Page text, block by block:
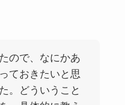
ので、なにかあ
ておきたいと思
。どういうこと